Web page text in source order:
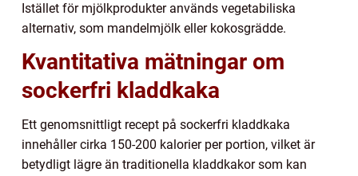
Istället för mjölkprodukter används vegetabiliska
alternativ, som mandelmjölk eller kokosgrädde.
Kvantitativa mätningar om
sockerfri kladdkaka
Ett genomsnittligt recept på sockerfri kladdkaka
innehåller cirka 150-200 kalorier per portion, vilket är
betydligt lägre än traditionella kladdkakor som kan